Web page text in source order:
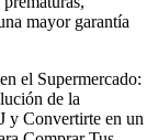
mayor garantía
el Supermercado:
de la
y Convertirte en un